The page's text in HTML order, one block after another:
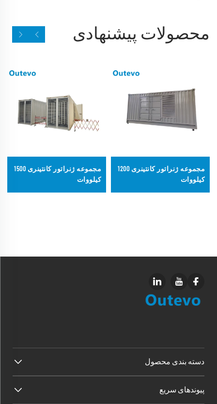
محصولات پیشنهادی
مجموعه ژنراتور کانتینری 1200
کیلووات
مجموعه ژنراتور کانتینری 1500
کیلووات
دسته بندی محصول
پیوندهای سریع